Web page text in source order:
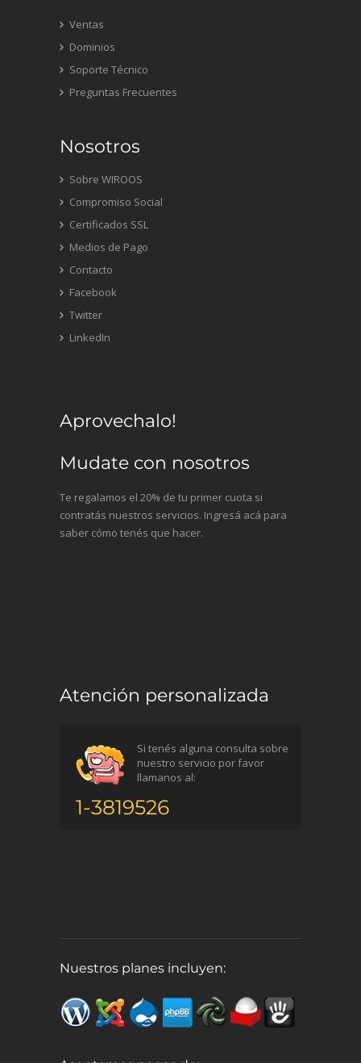
Ventas
Dominios
Soporte Técnico
Preguntas Frecuentes
Nosotros
Sobre WIROOS
Compromiso Social
Certificados SSL
Medios de Pago
Contacto
Facebook
Twitter
LinkedIn
Aprovechalo!
Mudate con nosotros
Te regalamos el 20% de tu primer cuota si
contratás nuestros servicios. Ingresá acá para
saber cómo tenés que hacer.
Atención personalizada
Si tenés alguna consulta sobre
nuestro servicio por favor
llamanos al:
1-3819526
Nuestros planes incluyen: